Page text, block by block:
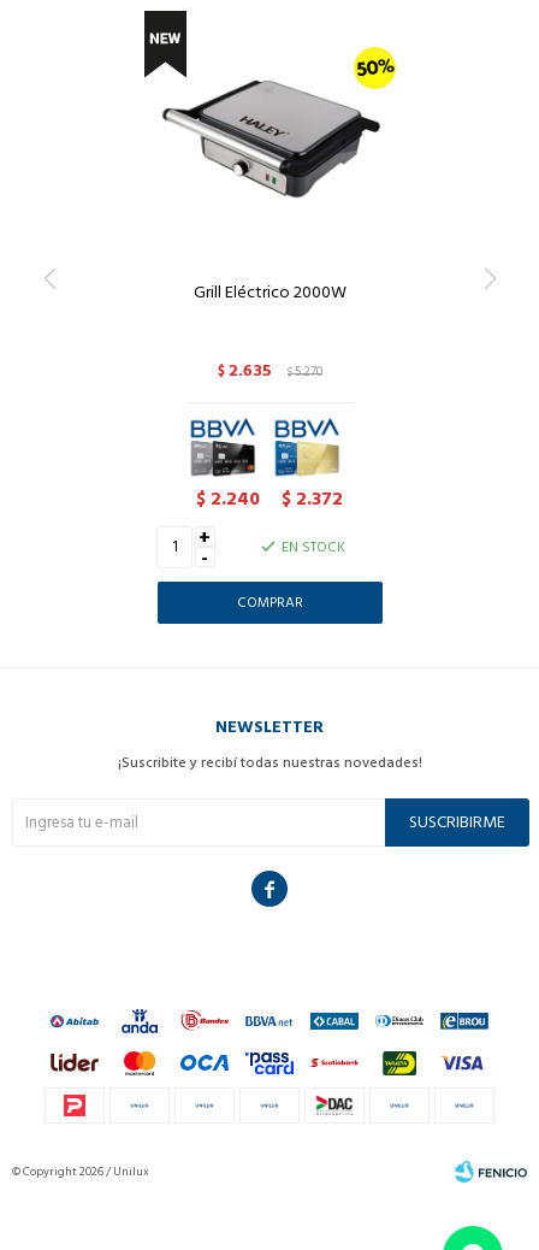
Grill Eléctrico 2000W
$ 2.635 $5.270
$ 2.240 $ 2.372
+
- EN STOCK
NEWSLETTER
¡Suscribite y recibí todas nuestras novedades!
SUSCRIBIRME

© Copyright 2026 / Unilux